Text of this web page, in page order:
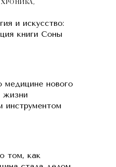
ХРОНИКА,
и искусство:
книги Соны
нового
жизни
инструментом
том, как